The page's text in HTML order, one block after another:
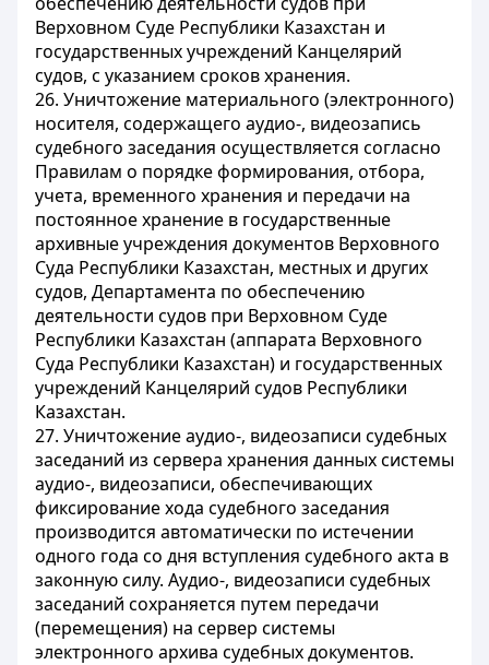
Верховном Суде Республики Казахстан и
государственных учреждений Канцелярий
судов, с указанием сроков хранения.
26. Уничтожение материального (электронного)
носителя, содержащего аудио-, видеозапись
судебного заседания осуществляется согласно
Правилам о порядке формирования, отбора,
учета, временного хранения и передачи на
постоянное хранение в государственные
архивные учреждения документов Верховного
Суда Республики Казахстан, местных и других
судов, Департамента по обеспечению
деятельности судов при Верховном Суде
Республики Казахстан (аппарата Верховного
Суда Республики Казахстан) и государственных
учреждений Канцелярий судов Республики
Казахстан.
27. Уничтожение аудио-, видеозаписи судебных
заседаний из сервера хранения данных системы
аудио-, видеозаписи, обеспечивающих
фиксирование хода судебного заседания
производится автоматически по истечении
одного года со дня вступления судебного акта в
законную силу. Аудио-, видеозаписи судебных
заседаний сохраняется путем передачи
(перемещения) на сервер системы
электронного архива судебных документов.